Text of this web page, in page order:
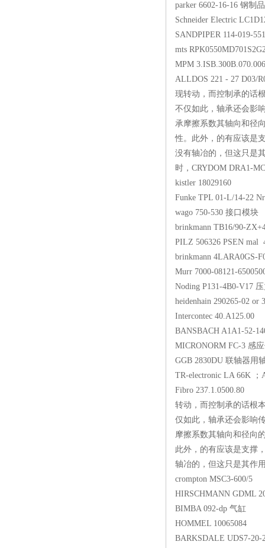
parker 6602-16-16
Schneider Electric
SANDPIPER 114-
mts
MPM
ALLDOS 221 - 27
现转动，而控制承的话
不仅如此，轴承还会影
承摩擦系数其轴向和径
性。此外，的有应该是
没有轴冶的，但这只是
时，CRYDOM
kistler 18029160
Funke TPL 01-L/14-
wago 750-530 接
brinkmann TB16/
PILZ 506326 PSEN
brinkmann
Murr 7000-08121-
Noding P131-4B0-
heidenhain 290265-
Intercontec
BANSBACH A1A1-
MICRONORM FC-
GGB 2830DU 联轴
TR-electronic LA
Fibro
转动，而控制承的话根
仅如此，轴承还会影响
摩擦系数其轴向和径向
此外，的有应该是支撑
轴冶的，但这只是其作
crompton MSC3-
HIRSCHMANN
BIMBA 092-dp 气
HOMMEL
BARKSDALE UDS7-